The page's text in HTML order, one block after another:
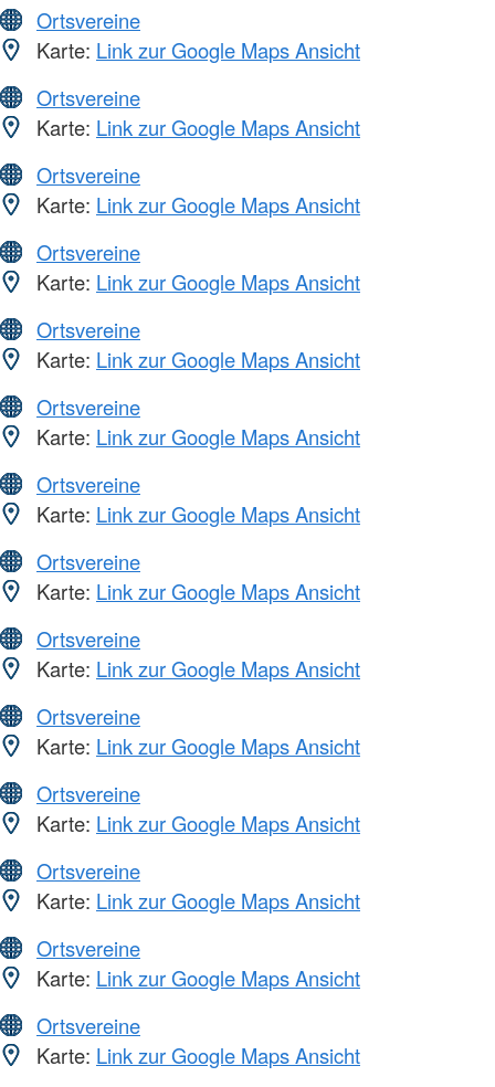
Ortsvereine
Karte: Link zur Google Maps Ansicht
Ortsvereine
Karte: Link zur Google Maps Ansicht
Ortsvereine
Karte: Link zur Google Maps Ansicht
Ortsvereine
Karte: Link zur Google Maps Ansicht
Ortsvereine
Karte: Link zur Google Maps Ansicht
Ortsvereine
Karte: Link zur Google Maps Ansicht
Ortsvereine
Karte: Link zur Google Maps Ansicht
Ortsvereine
Karte: Link zur Google Maps Ansicht
Ortsvereine
Karte: Link zur Google Maps Ansicht
Ortsvereine
Karte: Link zur Google Maps Ansicht
Ortsvereine
Karte: Link zur Google Maps Ansicht
Ortsvereine
Karte: Link zur Google Maps Ansicht
Ortsvereine
Karte: Link zur Google Maps Ansicht
Ortsvereine
Karte: Link zur Google Maps Ansicht